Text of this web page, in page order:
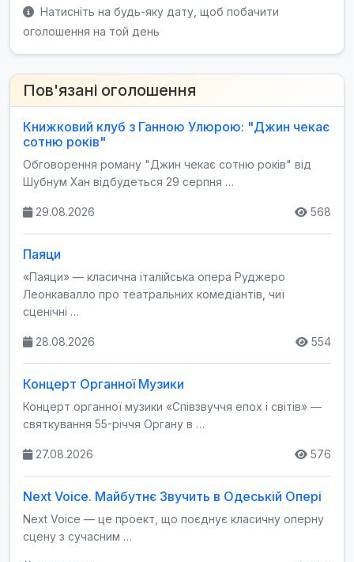
Натисніть на будь-яку дату, щоб побачити
оголошення на той день
Пов'язані оголошення
Книжковий клуб з Ганною Улюрою: "Джин чекає
сотню років"
Обговорення роману "Джин чекає сотню років" від
Шубнум Хан відбудеться 29 серпня …
29.08.2026 568
Паяци
«Паяци» — класична італійська опера Руджеро
Леонкавалло про театральних комедіантів, чиї
сценічні …
28.08.2026 554
Концерт Органної Музики
Концерт органної музики «Співзвуччя епох і світів» —
святкування 55-річчя Органу в …
27.08.2026 576
Next Voice. Майбутнє Звучить в Одеській Опері
Next Voice — це проект, що поєднує класичну оперну
сцену з сучасним …